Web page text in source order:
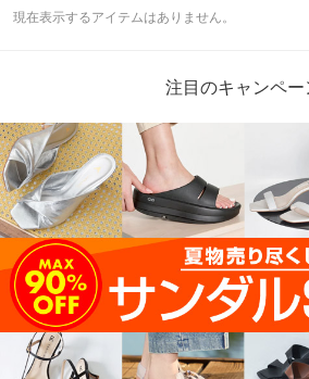
現在表示するアイテムはありません。
注目のキャンペー